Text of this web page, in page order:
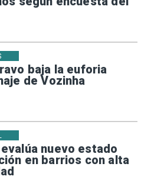
baja la euforia
de Vozinha
nuevo estado
en barrios con alta